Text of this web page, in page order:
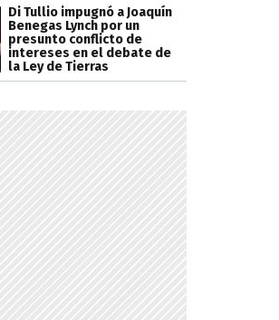
Di Tullio impugnó a Joaquín
Benegas Lynch por un
presunto conflicto de
intereses en el debate de
la Ley de Tierras